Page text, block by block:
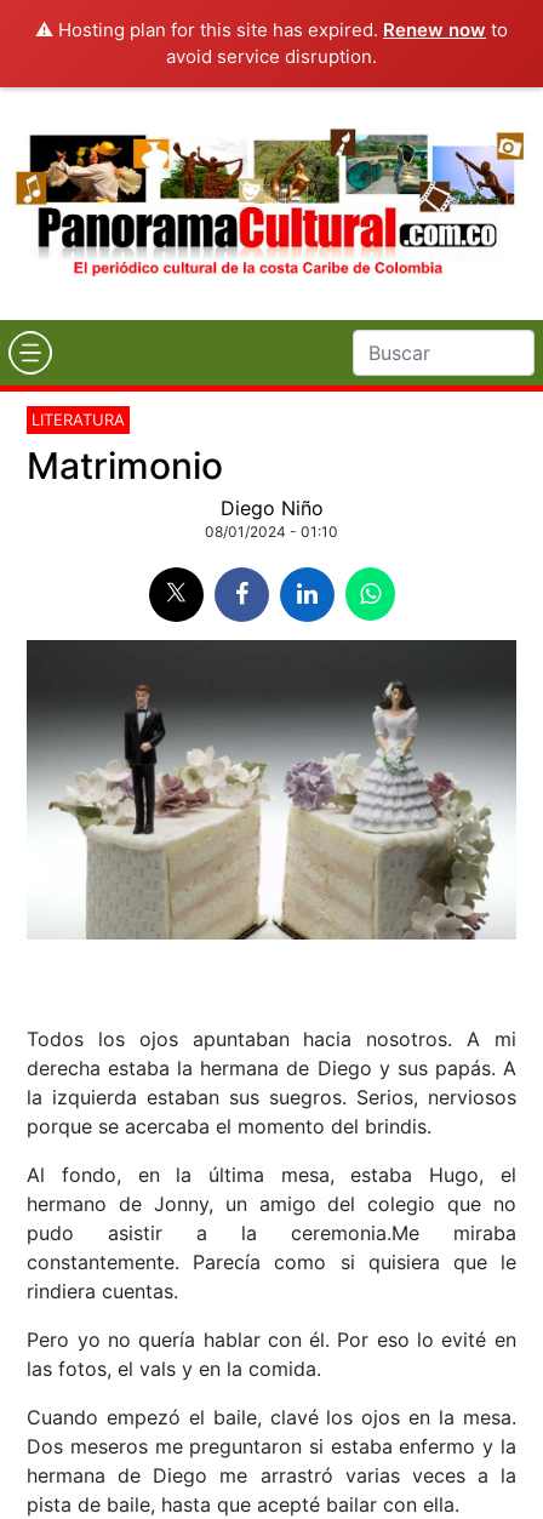
⚠️ Hosting plan for this site has expired. Renew now to
avoid service disruption.
LITERATURA
Matrimonio
Diego Niño
08/01/2024 - 01:10
Todos los ojos apuntaban hacia nosotros. A mi
derecha estaba la hermana de Diego y sus papás. A
la izquierda estaban sus suegros. Serios, nerviosos
porque se acercaba el momento del brindis.
Al fondo, en la última mesa, estaba Hugo, el
hermano de Jonny, un amigo del colegio que no
pudo asistir a la ceremonia.Me miraba
constantemente. Parecía como si quisiera que le
rindiera cuentas.
Pero yo no quería hablar con él. Por eso lo evité en
las fotos, el vals y en la comida.
Cuando empezó el baile, clavé los ojos en la mesa.
Dos meseros me preguntaron si estaba enfermo y la
hermana de Diego me arrastró varias veces a la
pista de baile, hasta que acepté bailar con ella.